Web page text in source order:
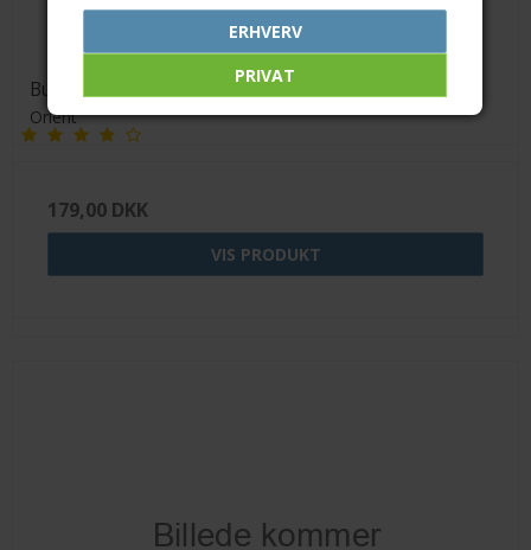
Bundle: TPU cover m. MagSafe + Skærmbeskyttelse
Orient
179,00 DKK
VIS PRODUKT
ERHVERV
PRIVAT